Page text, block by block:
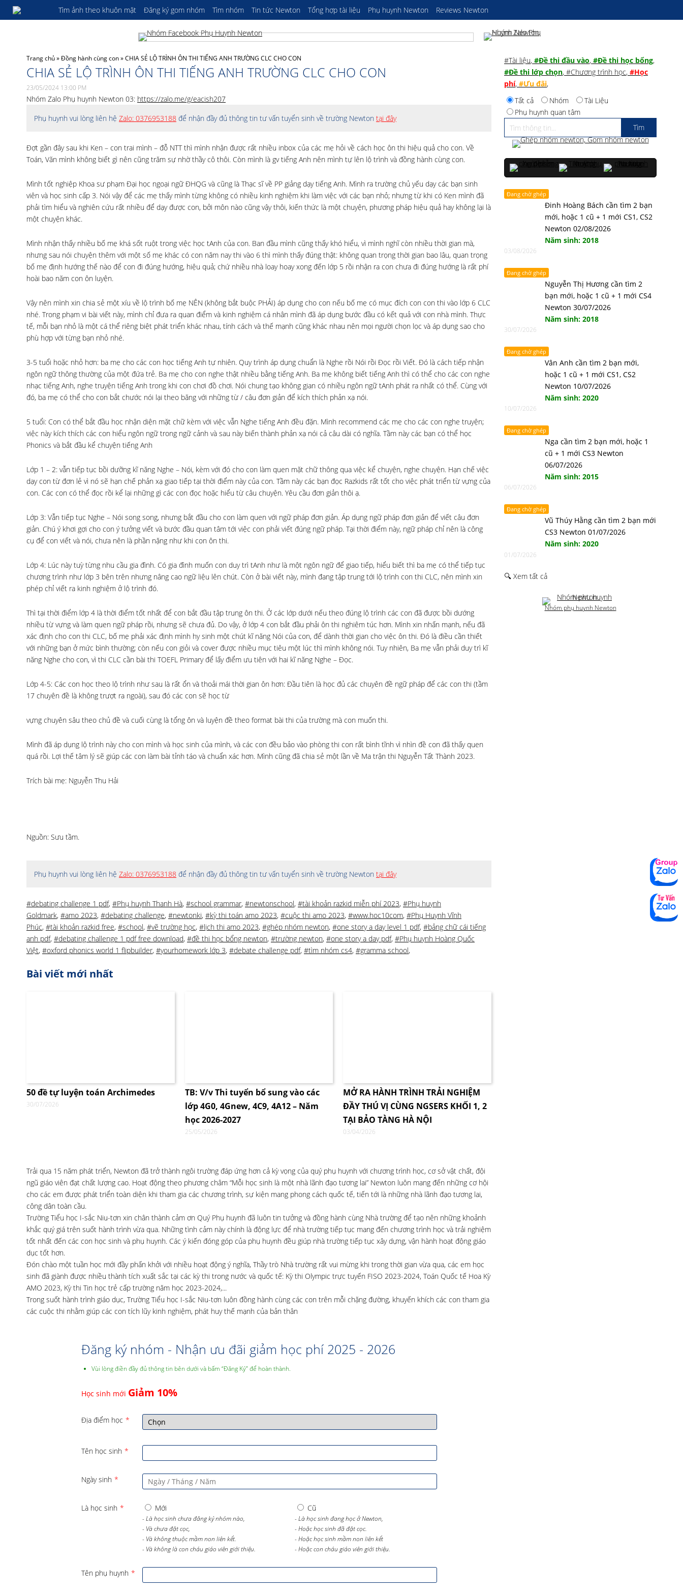
Tìm ảnh theo khuôn mặt Đăng ký gom nhóm Tìm nhóm Tin tức Newton Tổng hợp tài liệu Phụ huynh Newton Reviews Newton
Trang chủ»Đồng hành cùng con»CHIA SẺ LỘ TRÌNH ÔN THI TIẾNG ANH TRƯỜNG CLC CHO CON
CHIA SẺ LỘ TRÌNH ÔN THI TIẾNG ANH TRƯỜNG CLC CHO CON
23/05/2024 13:00 PM
Nhóm Zalo Phụ huynh Newton 03: https://zalo.me/g/eacish207
Phụ huynh vui lòng liên hệ Zalo: 0376953188 để nhận đầy đủ thông tin tư vấn tuyển sinh về trường Newton tại đây
Đợt gần đây sau khi Ken – con trai mình – đỗ NTT thì mình nhận được rất nhiều inbox của các mẹ hỏi về cách học ôn thi hiệu quả cho con. Về
Toán, Văn mình không biết gì nên cũng trăm sự nhờ thầy cô thôi. Còn mình là gv tiếng Anh nên mình tự lên lộ trình và đồng hành cùng con.
Mình tốt nghiệp Khoa sư phạm Đại học ngoại ngữ ĐHQG và cũng là Thạc sĩ về PP giảng dạy tiếng Anh. Mình ra trường chủ yếu dạy các bạn sinh
viên và học sinh cấp 3. Nói vậy để các mẹ thấy mình từng không có nhiều kinh nghiệm khi làm việc với các bạn nhỏ; nhưng từ khi có Ken mình đã
phải tìm hiểu và nghiên cứu rất nhiều để dạy được con, bởi môn nào cũng vậy thôi, kiến thức là một chuyện, phương pháp hiệu quả hay không lại là
một chuyện khác.
Mình nhận thấy nhiều bố mẹ khá sốt ruột trong việc học tAnh của con. Ban đầu mình cũng thấy khó hiểu, vì mình nghĩ còn nhiều thời gian mà,
nhưng sau nói chuyện thêm với một số mẹ khác có con năm nay thi vào 6 thì mình thấy đúng thật: không quan trọng thời gian bao lâu, quan trọng
bố mẹ định hướng thế nào để con đi đúng hướng, hiệu quả; chứ nhiều nhà loay hoay xong đến lớp 5 rồi nhận ra con chưa đi đúng hướng là rất phí
hoài bao năm con ôn luyện.
Vậy nên mình xin chia sẻ một xíu về lộ trình bố mẹ NÊN (không bắt buộc PHẢI) áp dụng cho con nếu bố mẹ có mục đích con con thi vào lớp 6 CLC
nhé. Trong phạm vi bài viết này, mình chỉ đưa ra quan điểm và kinh nghiệm cá nhân mình đã áp dụng bước đầu có kết quả với con nhà mình. Thực
tế, mỗi bạn nhỏ là một cá thể riêng biệt phát triển khác nhau, tính cách và thế mạnh cũng khác nhau nên mọi người chọn lọc và áp dụng sao cho
phù hợp với từng bạn nhỏ nhé.
3-5 tuổi hoặc nhỏ hơn: ba mẹ cho các con học tiếng Anh tự nhiên. Quy trình áp dụng chuẩn là Nghe rồi Nói rồi Đọc rồi Viết. Đó là cách tiếp nhận
ngôn ngữ thông thường của một đứa trẻ. Ba mẹ cho con nghe thật nhiều bằng tiếng Anh. Ba mẹ không biết tiếng Anh thì có thể cho các con nghe
nhạc tiếng Anh, nghe truyện tiếng Anh trong khi con chơi đồ chơi. Nói chung tạo không gian có nhiều ngôn ngữ tAnh phát ra nhất có thể. Cùng với
đó, ba mẹ có thể cho con bắt chước nói lại theo băng với những từ / câu đơn giản để kích thích phản xạ nói.
5 tuổi: Con có thể bắt đầu học nhận diện mặt chữ kèm với việc vẫn Nghe tiếng Anh đều đặn. Mình recommend các mẹ cho các con nghe truyện;
việc này kích thích các con hiểu ngôn ngữ trong ngữ cảnh và sau này biến thành phản xạ nói cả câu dài có nghĩa. Tầm này các bạn có thể học
Phonics và bắt đầu kể chuyện tiếng Anh
Lớp 1 – 2: vẫn tiếp tục bồi dưỡng kĩ năng Nghe – Nói, kèm với đó cho con làm quen mặt chữ thông qua việc kể chuyện, nghe chuyện. Hạn chế việc
dạy con từ đơn lẻ vì nó sẽ hạn chế phản xạ giao tiếp tại thời điểm này của con. Tầm này các bạn đọc Razkids rất tốt cho việc phát triển từ vựng của
con. Các con có thể đọc rồi kể lại những gì các con đọc hoặc hiểu từ câu chuyện. Yêu cầu đơn giản thôi ạ.
Lớp 3: Vẫn tiếp tục Nghe – Nói song song, nhưng bắt đầu cho con làm quen với ngữ pháp đơn giản. Áp dụng ngữ pháp đơn giản để viết câu đơn
giản. Chú ý khơi gợi cho con ý tưởng viết và bước đầu quan tâm tới việc con phải viết đúng ngữ pháp. Tại thời điểm này, ngữ pháp chỉ nên là công
cụ để con viết và nói, chưa nên là phần nặng như khi con ôn thi.
Lớp 4: Lúc này tuỳ từng nhu cầu gia đình. Có gia đình muốn con duy trì tAnh như là một ngôn ngữ để giao tiếp, hiểu biết thì ba mẹ có thể tiếp tục
chương trình như lớp 3 bên trên nhưng nâng cao ngữ liệu lên chút. Còn ở bài viết này, mình đang tập trung tới lộ trình con thi CLC, nên mình xin
phép chỉ viết ra kinh nghiệm ở lộ trình đó.
Thì tại thời điểm lớp 4 là thời điểm tốt nhất để con bắt đầu tập trung ôn thi. Ở các lớp dưới nếu theo đúng lộ trình các con đã được bồi dướng
nhiều từ vựng và làm quen ngữ pháp rồi, nhưng sẽ chưa đủ. Do vậy, ở lớp 4 con bắt đầu phải ôn thi nghiêm túc hơn. Mình xin nhấn mạnh, nếu đã
xác định cho con thi CLC, bố mẹ phải xác định mình hy sinh một chút kĩ năng Nói của con, để dành thời gian cho việc ôn thi. Đó là điều cần thiết
với những bạn ở mức bình thường; còn nếu con giỏi và cover được nhiều mục tiêu một lúc thì mình không nói. Tuy nhiên, Ba mẹ vẫn phải duy trì kĩ
năng Nghe cho con, vì thi CLC cần bài thi TOEFL Primary để lấy điểm ưu tiên với hai kĩ năng Nghe – Đọc.
Lớp 4-5: Các con học theo lộ trình như sau là rất ổn và thoải mái thời gian ôn hơn: Đầu tiên là học đủ các chuyên đề ngữ pháp để các con thi (tầm
17 chuyên đề là không trượt ra ngoài), sau đó các con sẽ học từ
vựng chuyên sâu theo chủ đề và cuối cùng là tổng ôn và luyện đề theo format bài thi của trường mà con muốn thi.
Mình đã áp dụng lộ trình này cho con mình và học sinh của mình, và các con đều bảo vào phòng thi con rất bình tĩnh vì nhìn đề con đã thấy quen
quá rồi. Lợi thế tâm lý sẽ giúp các con làm bài tỉnh táo và chuẩn xác hơn. Mình cũng đã chia sẻ một lần về Ma trận thi Nguyễn Tất Thành 2023.
Trích bài mẹ: Nguyễn Thu Hải
Nguồn: Sưu tầm.
Phụ huynh vui lòng liên hệ Zalo: 0376953188 để nhận đầy đủ thông tin tư vấn tuyển sinh về trường Newton tại đây
#debating challenge 1 pdf, #Phụ huynh Thanh Hà, #school grammar, #newtonschool, #tài khoản razkid miễn phí 2023, #Phụ huynh
Goldmark, #amo 2023, #debating challenge, #newtonki, #kỳ thi toán amo 2023, #cuộc thi amo 2023, #www.hoc10com, #Phụ Huynh Vĩnh
Phúc, #tài khoản razkid free, #school, #vẽ trường học, #lịch thi amo 2023, #ghép nhóm newton, #one story a day level 1 pdf, #bảng chữ cái tiếng
anh pdf, #debating challenge 1 pdf free download, #đề thi học bổng newton, #trường newton, #one story a day pdf, #Phụ huynh Hoàng Quốc
Việt, #oxford phonics world 1 flipbuilder, #yourhomework lớp 3, #debate challenge pdf, #tìm nhóm cs4, #gramma school,
Bài viết mới nhất
50 đề tự luyện toán Archimedes
30/07/2026
TB: V/v Thi tuyển bổ sung vào các
lớp 4G0, 4Gnew, 4C9, 4A12 – Năm
học 2026-2027
25/05/2026
MỞ RA HÀNH TRÌNH TRẢI NGHIỆM
ĐẦY THÚ VỊ CÙNG NGSERS KHỐI 1, 2
TẠI BẢO TÀNG HÀ NỘI
03/04/2026
Trải qua 15 năm phát triển, Newton đã trở thành ngôi trường đáp ứng hơn cả kỳ vọng của quý phụ huynh với chương trình học, cơ sở vật chất, đội
ngũ giáo viên đạt chất lượng cao. Hoạt động theo phương châm “Mỗi học sinh là một nhà lãnh đạo tương lai” Newton luôn mang đến những cơ hội
cho các em được phát triển toàn diện khi tham gia các chương trình, sự kiện mang phong cách quốc tế, tiến tới là những nhà lãnh đạo tương lai,
công dân toàn cầu.
Trường Tiểu học I-sắc Niu-tơn xin chân thành cảm ơn Quý Phụ huynh đã luôn tin tưởng và đồng hành cùng Nhà trường để tạo nên những khoảnh
khắc quý giá trên suốt hành trình vừa qua. Những tình cảm này chính là động lực để nhà trường tiếp tục mang đến chương trình học và trải nghiệm
tốt nhất đến các con học sinh và phụ huynh. Các ý kiến đóng góp của phụ huynh đều giúp nhà trường tiếp tục xây dựng, vận hành hoạt động giáo
dục tốt hơn.
Đón chào một tuần học mới đầy phấn khởi với nhiều hoạt động ý nghĩa, Thầy trò Nhà trường rất vui mừng khi trong thời gian vừa qua, các em học
sinh đã giành được nhiều thành tích xuất sắc tại các kỳ thi trong nước và quốc tế: Kỳ thi Olympic trực tuyến FISO 2023-2024, Toán Quốc tế Hoa Kỳ
AMO 2023, Kỳ thi Tin học trẻ cấp trường năm học 2023-2024,...
Trong suốt hành trình giáo dục, Trường Tiểu học I-sắc Niu-tơn luôn đồng hành cùng các con trên mỗi chặng đường, khuyến khích các con tham gia
các cuộc thi nhằm giúp các con tích lũy kinh nghiệm, phát huy thế mạnh của bản thân
Đăng ký nhóm - Nhận ưu đãi giảm học phí 2025 - 2026
Vùi lòng điền đầy đủ thông tin bên dưới và bấm “Đăng Ký” để hoàn thành.
Học sinh mới Giảm 10%
Địa điểm học *
Tên học sinh *
Ngày sinh *
Là học sinh * Mới
- Là học sinh chưa đăng ký nhóm nào,
- Và chưa đặt cọc,
- Và không thuộc mầm non liên kết.
- Và không là con cháu giáo viên giới thiệu.
Cũ
- Là học sinh đang học ở Newton,
- Hoặc học sinh đã đặt cọc.
- Hoặc học sinh mầm non liên kết
- Hoặc con cháu giáo viên giới thiệu.
Tên phụ huynh *
#Tài liệu, #Đề thi đầu vào, #Đề thi học bổng,
#Đề thi lớp chọn, #Chương trình học, #Học
phí, #Ưu đãi,
Tất cả
Nhóm
Tài Liệu
Phụ huynh quan tâm
Đang chờ ghép
Đinh Hoàng Bách cần tìm 2 bạn
mới, hoặc 1 cũ + 1 mới CS1, CS2
Newton 02/08/2026
Năm sinh: 2018
03/08/2026
Đang chờ ghép
Nguyễn Thị Hương cần tìm 2
bạn mới, hoặc 1 cũ + 1 mới CS4
Newton 30/07/2026
Năm sinh: 2018
30/07/2026
Đang chờ ghép
Vân Anh cần tìm 2 bạn mới,
hoặc 1 cũ + 1 mới CS1, CS2
Newton 10/07/2026
Năm sinh: 2020
10/07/2026
Đang chờ ghép
Nga cần tìm 2 bạn mới, hoặc 1
cũ + 1 mới CS3 Newton
06/07/2026
Năm sinh: 2015
06/07/2026
Đang chờ ghép
Vũ Thúy Hằng cần tìm 2 bạn mới
CS3 Newton 01/07/2026
Năm sinh: 2020
01/07/2026
🔍 Xem tất cả
Nhóm phụ huynh Newton